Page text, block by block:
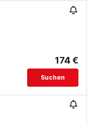
174 €
Suchen